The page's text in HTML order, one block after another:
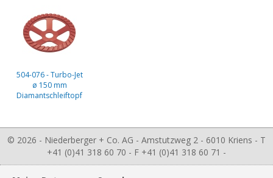
504-076 - Turbo-Jet
ø 150 mm
Diamantschleiftopf
© 2026 - Niederberger + Co. AG - Amstutzweg 2 - 6010 Kriens - T
+41 (0)41 318 60 70 - F +41 (0)41 318 60 71 -